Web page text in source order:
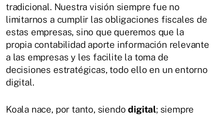
tradicional. Nuestra visión siempre fue no
limitarnos a cumplir las obligaciones fiscales de
estas empresas, sino que queremos que la
propia contabilidad aporte información relevante
a las empresas y les facilite la toma de
decisiones estratégicas, todo ello en un entorno
digital.
Koala nace, por tanto, siendodigital; siempre